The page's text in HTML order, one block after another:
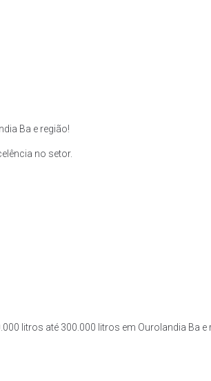
Ba e região!
no setor.
litros até 300.000 litros em Ourolandia Ba e